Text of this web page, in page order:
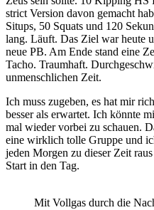
strict Version davon gemacht
Situps, 50 Squats und 120
lang. Läuft. Das Ziel war heute
neue PB. Am Ende stand eine
Tacho. Traumhaft.
unmenschlichen Zeit.
Ich muss zugeben, es hat mir
besser als erwartet. Ich könnte
mal wieder vorbei zu schauen.
eine wirklich tolle Gruppe und
jeden Morgen zu dieser Zeit
Start in den Tag.
Mit Vollgas durch die